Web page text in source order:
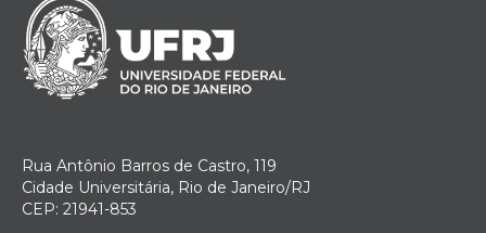
Rua Antônio Barros de Castro, 119
Cidade Universitária, Rio de Janeiro/RJ
CEP: 21941-853